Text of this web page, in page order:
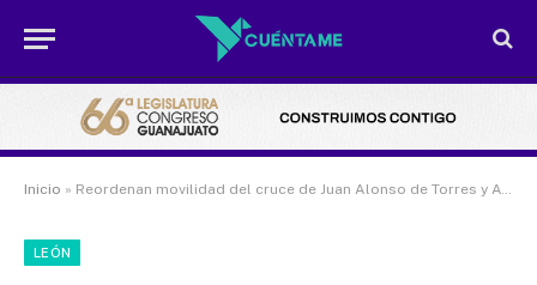
Inicio » Reordenan movilidad del cruce de Juan Alonso de Torres y Avenida León
LEÓN